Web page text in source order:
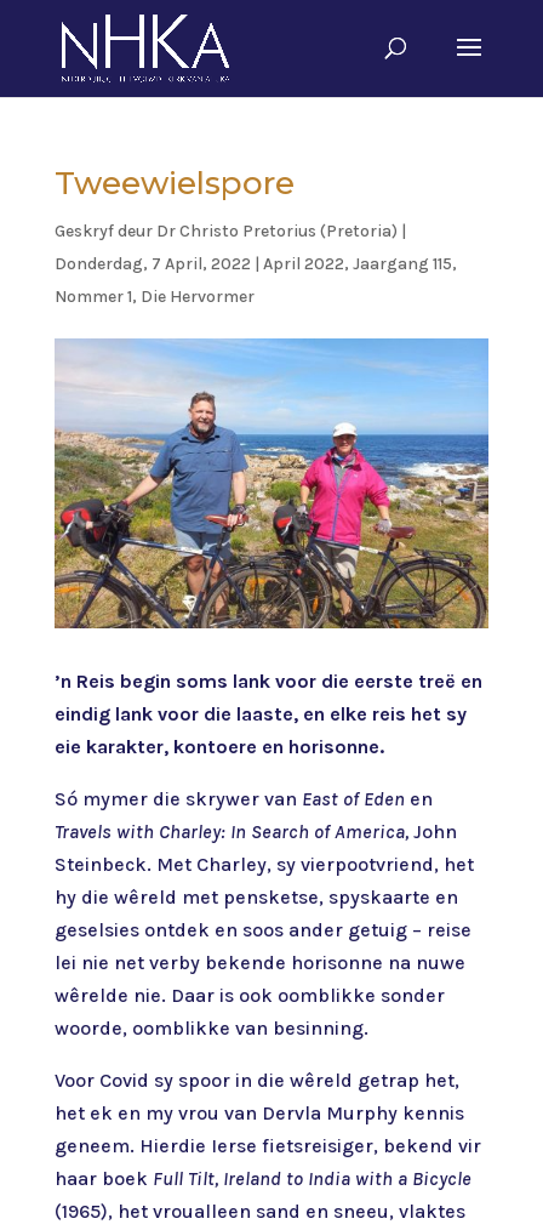
Tweewielspore
Geskryf deur Dr Christo Pretorius (Pretoria) |
Donderdag, 7 April, 2022 | April 2022, Jaargang 115,
Nommer 1, Die Hervormer
’n Reis begin soms lank voor die eerste treë en
eindig lank voor die laaste, en elke reis het sy
eie karakter, kontoere en horisonne.
Só mymer die skrywer van East of Eden en
Travels with Charley: In Search of America,John
Steinbeck. Met Charley, sy vierpootvriend, het
hy die wêreld met pensketse, spyskaarte en
geselsies ontdek en soos ander getuig – reise
lei nie net verby bekende horisonne na nuwe
wêrelde nie. Daar is ook oomblikke sonder
woorde, oomblikke van besinning.
Voor Covid sy spoor in die wêreld getrap het,
het ek en my vrou van Dervla Murphy kennis
geneem. Hierdie Ierse fietsreisiger, bekend vir
haar boek Full Tilt, Ireland to India with a Bicycle
(1965), het vroualleen sand en sneeu, vlaktes